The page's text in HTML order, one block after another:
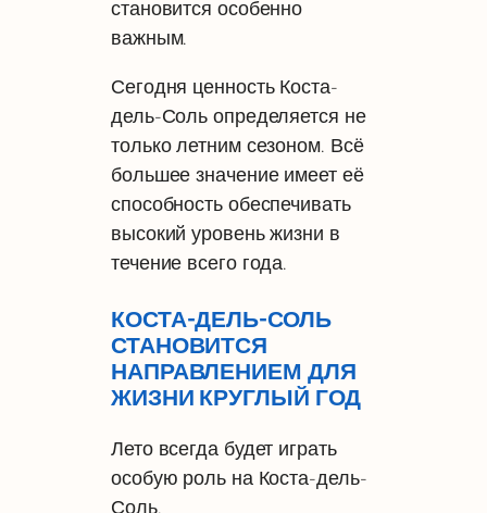
становится особенно
важным.
Сегодня ценность Коста-
дель-Соль определяется не
только летним сезоном. Всё
большее значение имеет её
способность обеспечивать
высокий уровень жизни в
течение всего года.
КОСТА-ДЕЛЬ-СОЛЬ
СТАНОВИТСЯ
НАПРАВЛЕНИЕМ ДЛЯ
ЖИЗНИ КРУГЛЫЙ ГОД
Лето всегда будет играть
особую роль на Коста-дель-
Соль.